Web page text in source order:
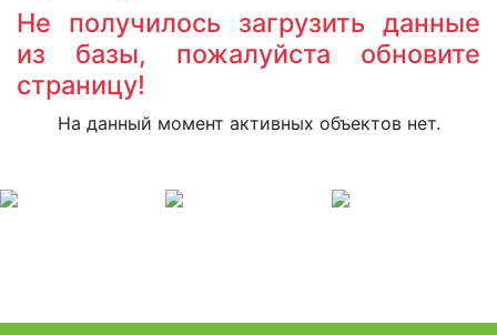
Не получилось загрузить данные
из базы, пожалуйста обновите
страницу!
На данный момент активных объектов нет.